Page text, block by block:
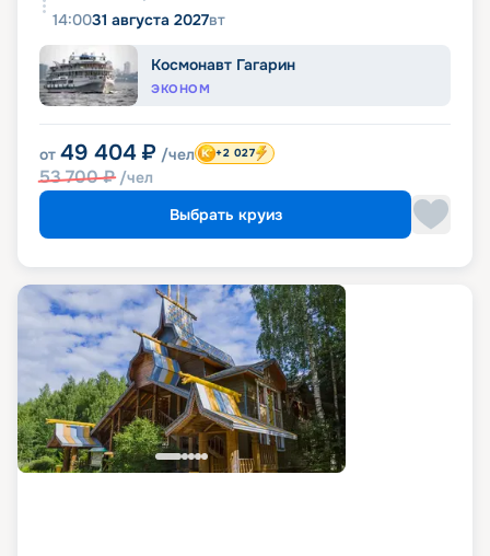
14:0031 августа 2027вт
Космонавт Гагарин
ЭКОНОМ
от 49 404 ₽ /чел
53 700₽ /чел
+2 027
Выбрать круиз